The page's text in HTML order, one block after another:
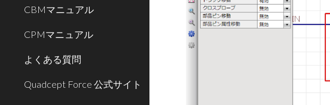
CBMマニュアル
CPMマニュアル
よくある質問
Quadcept Force 公式サイト